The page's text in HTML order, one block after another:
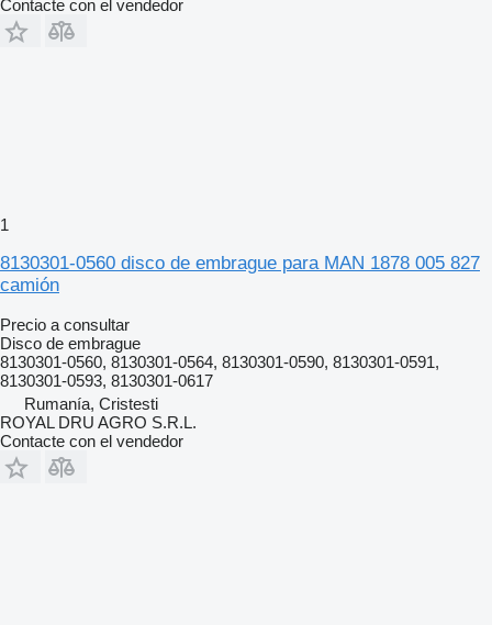
Contacte con el vendedor
1
8130301-0560 disco de embrague para MAN 1878 005 827
camión
Precio a consultar
Disco de embrague
8130301-0560, 8130301-0564, 8130301-0590, 8130301-0591,
8130301-0593, 8130301-0617
Rumanía, Cristesti
ROYAL DRU AGRO S.R.L.
Contacte con el vendedor